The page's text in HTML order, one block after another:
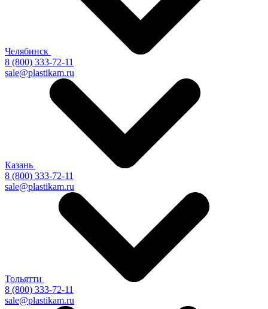
Челябинск
8 (800) 333-72-11
sale@plastikam.ru
Казань
8 (800) 333-72-11
sale@plastikam.ru
Тольятти
8 (800) 333-72-11
sale@plastikam.ru